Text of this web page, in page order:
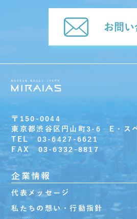
お問い
〒150-0044
東京都渋谷区円山町3-6 E・ス
TEL 03-6427-6621
FAX 03-6332-8817
企業情報
代表メッセージ
私たちの想い・行動指針